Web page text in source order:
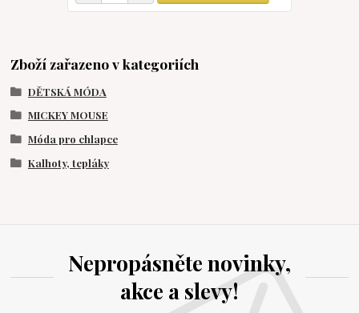
Zboží zařazeno v kategoriích
DĚTSKÁ MÓDA
MICKEY MOUSE
Móda pro chlapce
Kalhoty, tepláky
Nepropásněte novinky,
akce a slevy!